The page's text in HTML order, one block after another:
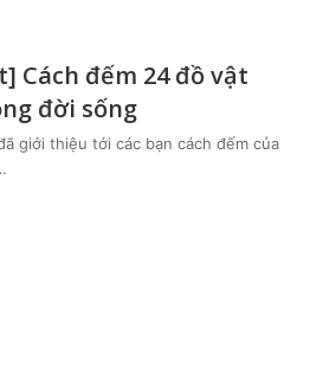
Cách đếm 24 đồ vật
đời sống
giới thiệu tới các bạn cách đếm của